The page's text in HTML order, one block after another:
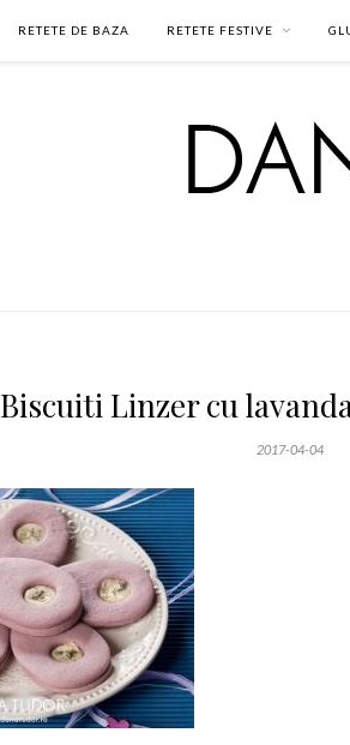
RETETE DE BAZA RETETE FESTIVE
Biscuiti Linzer cu
2017-04-04